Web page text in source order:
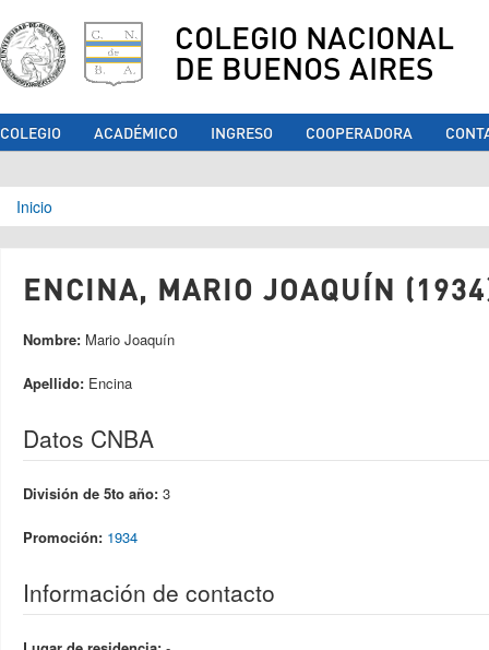
COLEGIO NACIONAL
DE BUENOS AIRES
COLEGIO ACADÉMICO INGRESO COOPERADORA
Se encuentra usted aquí
Inicio
ENCINA, MARIO JOAQUÍN
Nombre: Mario Joaquín
Apellido: Encina
Datos CNBA
División de 5to año: 3
Promoción: 1934
Información de contacto